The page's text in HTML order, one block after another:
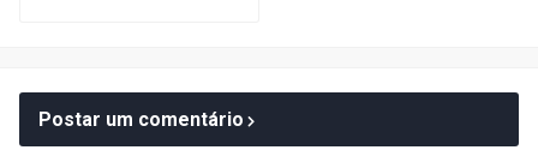
Postar um comentário